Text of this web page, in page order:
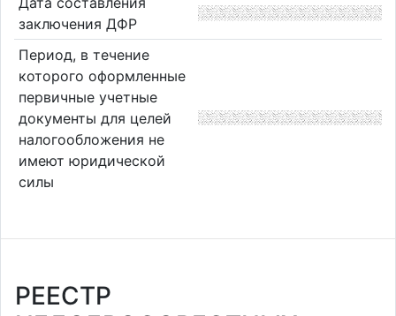
заключения ДФР
Период, в течение
которого оформленные
первичные учетные
документы для целей
налогообложения не
имеют юридической
силы
РЕЕСТР